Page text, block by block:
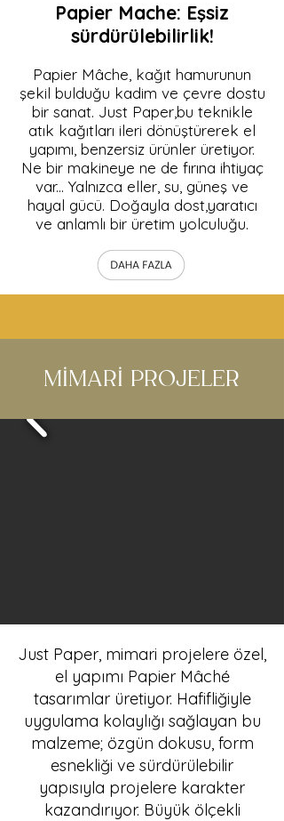
Papier Mache: Eşsiz
sürdürülebilirlik!
Papier Mâche, kağıt hamurunun
şekil bulduğu kadim ve çevre dostu
bir sanat. Just Paper,bu teknikle
atık kağıtları ileri dönüştürerek el
yapımı, benzersiz ürünler üretiyor.
Ne bir makineye ne de fırına ihtiyaç
var... Yalnızca eller, su, güneş ve
hayal gücü. Doğayla dost,yaratıcı
ve anlamlı bir üretim yolculuğu.
MİMARİ PROJELER
Just Paper, mimari projelere özel,
el yapımı Papier Mâché
tasarımlar üretiyor. Hafifliğiyle
uygulama kolaylığı sağlayan bu
malzeme; özgün dokusu, form
esnekliği ve sürdürülebilir
yapısıyla projelere karakter
kazandırıyor. Büyük ölçekli